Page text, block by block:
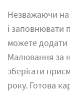
Незважаючи на
і заповнювати
можете додати
Малювання за
зберігати
року. Готова